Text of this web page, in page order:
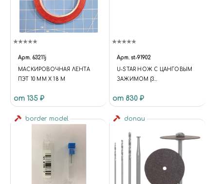
Арт. 63211j
МАСКИРОВОЧНАЯ ЛЕНТА
ПЭТ 10 ММ Х 18 М
от 135 ₽
Арт. st-91902
U-STAR НОЖ С ЦАНГОВЫМ
ЗАЖИМОМ (3
КОМПЛЕКТЕ)
от 830 ₽
border model donau